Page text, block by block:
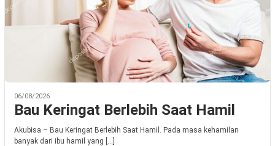
06/08/2026
Bau Keringat Berlebih Saat Hamil
Akubisa – Bau Keringat Berlebih Saat Hamil. Pada masa kehamilan
banyak dari ibu hamil yang […]